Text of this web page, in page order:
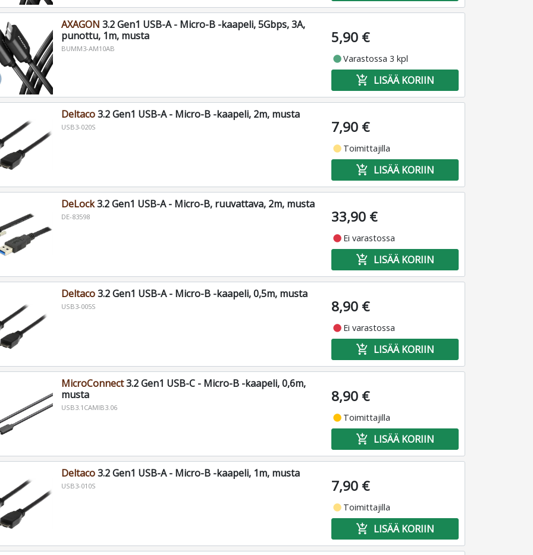
AXAGON 3.2 Gen1 USB-A - Micro-B -kaapeli, 5Gbps, 3A,
punottu, 1m, musta
BUMM3-AM10AB
5,90 €
fiber_manual_recordVarastossa 3 kpl
add_shopping_cart LISÄÄ KORIIN
Deltaco3.2 Gen1 USB-A - Micro-B -kaapeli, 2m, musta
USB3-020S 7,90 €
fiber_manual_record Toimittajilla
add_shopping_cart LISÄÄ KORIIN
DeLock3.2 Gen1 USB-A - Micro-B, ruuvattava, 2m, musta
DE-83598 33,90 €
fiber_manual_record Ei varastossa
add_shopping_cart LISÄÄ KORIIN
Deltaco3.2 Gen1 USB-A - Micro-B -kaapeli, 0,5m, musta
USB3-005S 8,90 €
fiber_manual_record Ei varastossa
add_shopping_cart LISÄÄ KORIIN
MicroConnect3.2 Gen1 USB-C - Micro-B -kaapeli, 0,6m,
musta
USB3.1CAMIB3.06
8,90 €
fiber_manual_record Toimittajilla
add_shopping_cart LISÄÄ KORIIN
Deltaco3.2 Gen1 USB-A - Micro-B -kaapeli, 1m, musta
USB3-010S 7,90 €
fiber_manual_record Toimittajilla
add_shopping_cart LISÄÄ KORIIN